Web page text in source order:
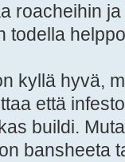
roacheihin
todella
kyllä hyvä,
että
buildi.
bansheeta